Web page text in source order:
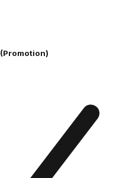
(Promotion)